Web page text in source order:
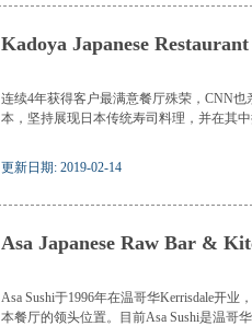
Kadoya Japanese Restaurant
连续4年获得客户最满意餐厅殊荣，CNN
本，坚持展现日本传统寿司料理，并在其
更新日期: 2019-02-14
Asa Japanese Raw Bar &
Asa Sushi于1996年在温哥华Kerrisdale开
本餐厅的领头位置。目前Asa Sushi是温哥